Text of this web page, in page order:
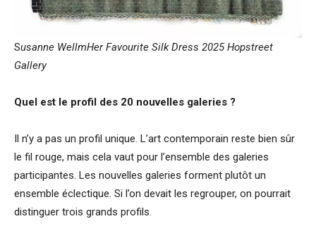
Susanne WellmHer Favourite Silk Dress 2025 Hopstreet
Gallery
Quel est le profil des 20 nouvelles galeries ?
Il n’y a pas un profil unique. L’art contemporain reste bien sûr
le fil rouge, mais cela vaut pour l’ensemble des galeries
participantes. Les nouvelles galeries forment plutôt un
ensemble éclectique. Si l’on devait les regrouper, on pourrait
distinguer trois grands profils.